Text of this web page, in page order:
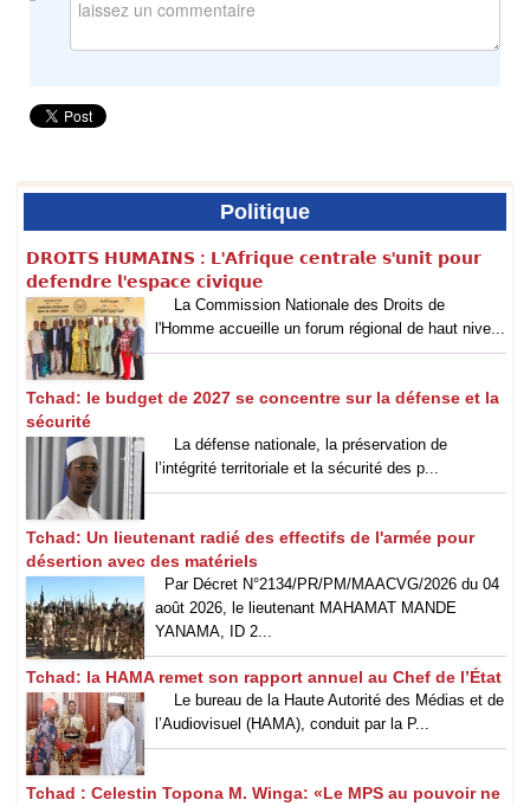
Politique
𝗗𝗥𝗢𝗜𝗧𝗦 𝗛𝗨𝗠𝗔𝗜𝗡𝗦 : 𝗟'𝗔𝗳𝗿𝗶𝗾𝘂𝗲 𝗰𝗲𝗻𝘁𝗿𝗮𝗹𝗲 𝘀'𝘂𝗻𝗶𝘁 𝗽𝗼𝘂𝗿
𝗱𝗲𝗳𝗲𝗻𝗱𝗿𝗲 𝗹'𝗲𝘀𝗽𝗮𝗰𝗲 𝗰𝗶𝘃𝗶𝗾𝘂𝗲
La Commission Nationale des Droits de
l'Homme accueille un forum régional de haut nive...
Tchad: le budget de 2027 se concentre sur la défense et la
sécurité
La défense nationale, la préservation de
l’intégrité territoriale et la sécurité des p...
Tchad: Un lieutenant radié des effectifs de l'armée pour
désertion avec des matériels
Par Décret N°2134/PR/PM/MAACVG/2026 du 04
août 2026, le lieutenant MAHAMAT MANDE
YANAMA, ID 2...
Tchad: la HAMA remet son rapport annuel au Chef de l’État
Le bureau de la Haute Autorité des Médias et de
l’Audiovisuel (HAMA), conduit par la P...
Tchad : Celestin Topona M. Winga: «Le MPS au pouvoir ne